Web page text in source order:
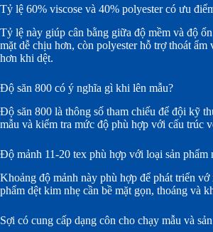
Tỷ lệ 60% viscose và 40% polyester có ưu
Tỷ lệ này giúp cân bằng giữa độ mềm và độ
mặt dễ chịu hơn, còn polyester hỗ trợ thoát ẩm
hơn khi dệt.
Độ săn 800 có ý nghĩa gì khi lên mẫu?
Độ săn 800 là thông số tham chiếu để đội kỹ
mẫu và kiểm tra mức độ phù hợp với cấu trúc
Độ mảnh 11-20 tex phù hợp với loại sản phẩm
Khoảng độ mảnh này phù hợp để phát triển vớ
phẩm dệt kim nhẹ cần bề mặt gọn, thoáng và
Sợi có cung cấp dạng côn cho chạy mẫu và